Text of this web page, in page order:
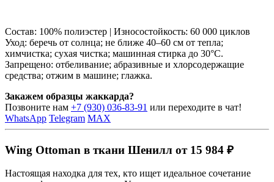
Состав: 100% полиэстер | Износостойкость: 60 000 циклов
Уход: беречь от солнца; не ближе 40–60 см от тепла;
химчистка; сухая чистка; машинная стирка до 30°C.
Запрещено: отбеливание; абразивные и хлорсодержащие
средства; отжим в машине; глажка.
Закажем образцы жаккарда?
Позвоните нам +7 (930) 036-83-91 или переходите в чат!
WhatsApp Telegram MAX
Wing Ottoman в ткани Шенилл от 15 984 ₽
Настоящая находка для тех, кто ищет идеальное сочетание